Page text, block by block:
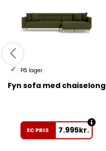
På lager
Fyn sofa med chaiselong
EC PRIS 7.995kr.